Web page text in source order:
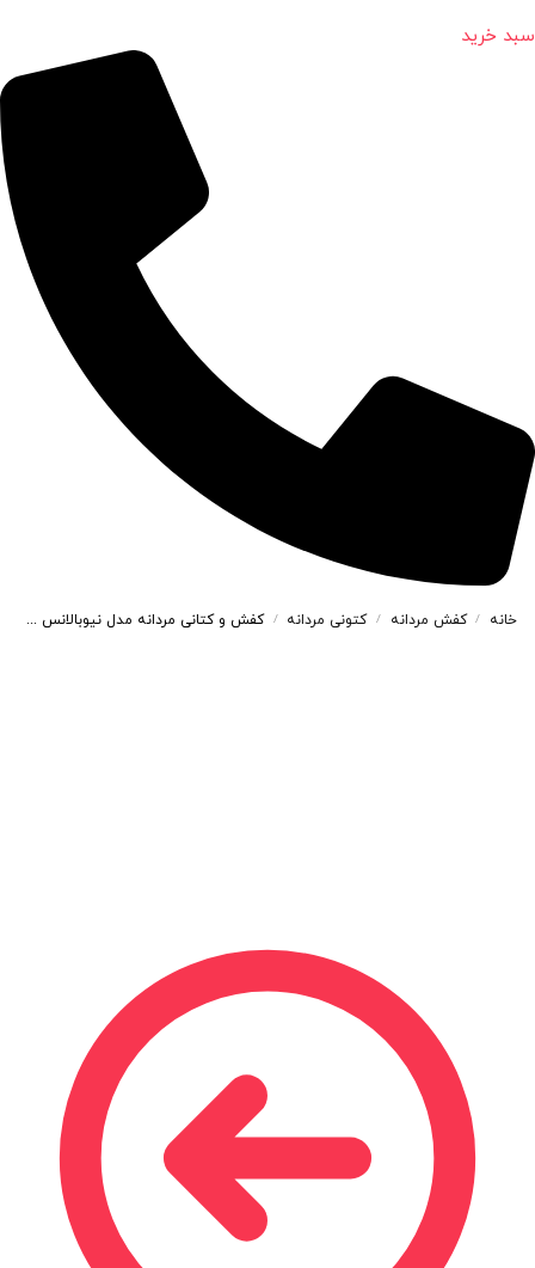
سبد خرید
خانه / کفش مردانه / کتونی مردانه / کفش و کتانی مردانه مدل نیوبالانس NEWBALNANCE رنگ طوسی کد 41361